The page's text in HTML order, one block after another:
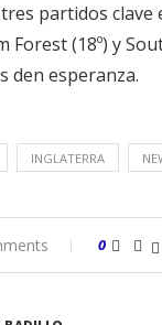
partidos
(18º) y
den esperanza.
INGLATERRA
0